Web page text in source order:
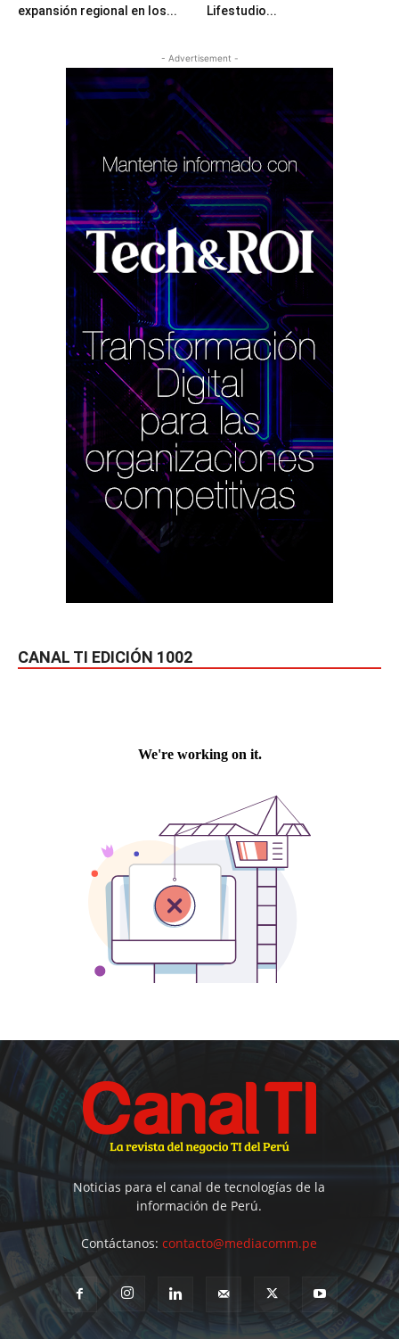
expansión regional en los...
Lifestudio...
- Advertisement -
CANAL TI EDICIÓN 1002
Noticias para el canal de tecnologías de la
información de Perú.
Contáctanos:contacto@mediacomm.pe